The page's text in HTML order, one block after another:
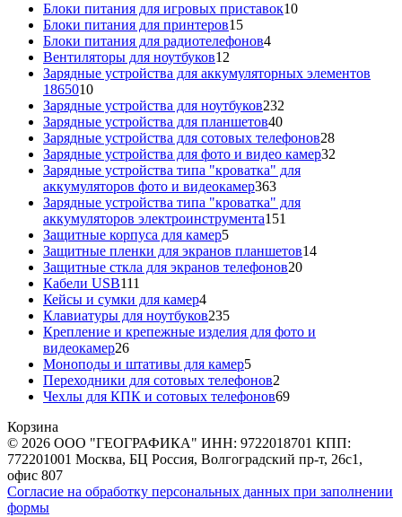
товаров
Блоки питания для игровых приставок1010
Блоки питания для принтеров1515
товаров
Блоки питания для радиотелефонов44
Вентиляторы для ноутбуков12
товаров
Зарядные устройства для аккумуляторных элементов
186501010
товаров
Зарядные устройства для ноутбуков232
Зарядные устройства для планшетов4040
товаров
Зарядные устройства для сотовых телефонов2828
товаров
Зарядные устройства для фото и видео камер32
Зарядные устройства типа "кроватка" для
аккумуляторов фото и видеокамер363363
товара
Зарядные устройства типа "кроватка" для
аккумуляторов электроинструмента151
Защитные корпуса для камер55
товаров
Защитные пленки для экранов планшетов1414
Защитные сткла для экранов телефонов2020
Кабели USB111
товаров
Кейсы и сумки для камер44
товара
Клавиатуры для ноутбуков235235
товаров
Крепление и крепежные изделия для фото и
видеокамер2626
товаров
Моноподы и штативы для камер55
товаров
Переходники для сотовых телефонов2
товара
Чехлы для КПК и сотовых телефонов6969
Корзина
© 2026 ООО "ГЕОГРАФИКА" ИНН: 9722018701 КПП:
772201001 Москва, БЦ Россия, Волгоградский пр-т, 26с1,
офис 807
Согласие на обработку персональных данных при заполнении
формы